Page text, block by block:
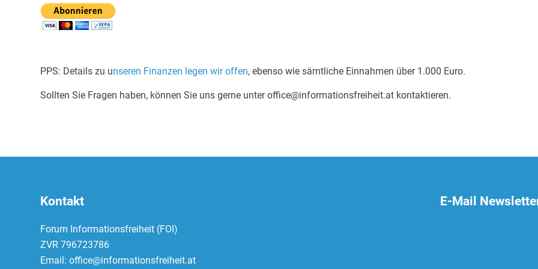
PPS: Details zu unseren Finanzen legen wir offen, ebenso wie sämtliche Einnahmen über 1.000 Euro.
Sollten Sie Fragen haben, können Sie uns gerne unter office@informationsfreiheit.at kontaktieren.
Kontakt
Forum Informationsfreiheit (FOI)
ZVR 796723786
Email: office@informationsfreiheit.at
E-Mail